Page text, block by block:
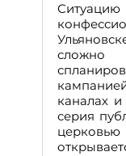
сложно
каналах
серия
церковью